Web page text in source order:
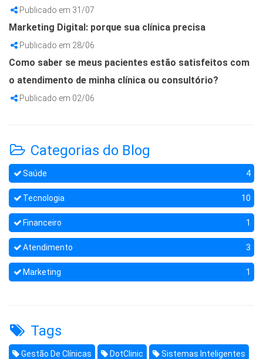
Publicado em 31/07
Marketing Digital: porque sua clínica precisa
Publicado em 28/06
Como saber se meus pacientes estão satisfeitos com
o atendimento de minha clínica ou consultório?
Publicado em 02/06
Categorias do Blog
Saúde 4
Tecnologia 10
Financeiro 1
Atendimento 3
Marketing 1
Tags
Gestão De Clínicas DotClinic Sistemas Inteligentes